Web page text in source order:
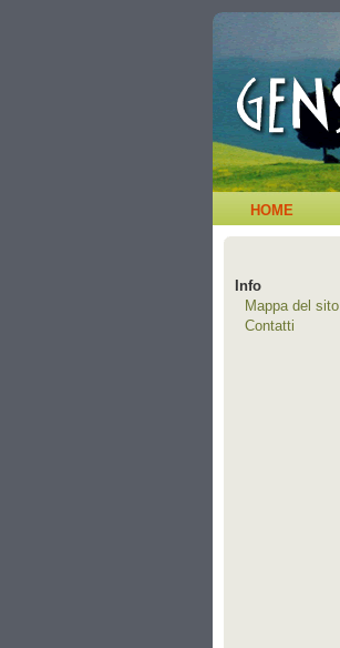
HOME
Info
Mappa del sito
Contatti